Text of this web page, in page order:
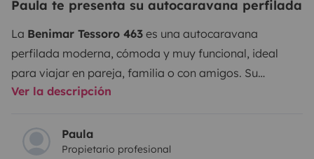
Paula te presenta su autocaravana perfilada
La Benimar Tessoro 463 es una autocaravana
perfilada moderna, cómoda y muy funcional, ideal
para viajar en pareja, familia o con amigos. Su
distribución interior está pensada para aprovechar al
traseras transformables en una gran cama doble
además de unacama de techo eléctrica de dos
Ver la descripción
Paula
Propietario profesional